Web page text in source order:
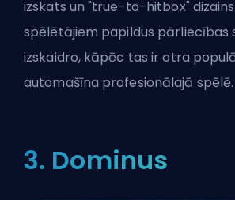
izskats un "true-to-hitbox"
spēlētājiem papildus pārliecības
izskaidro, kāpēc tas ir otra
automašīna profesionālajā spēlē.
3. Dominus